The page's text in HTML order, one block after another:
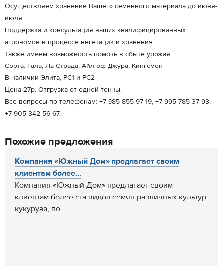
Осуществляем хранение Вашего семенного материала до июня-
июля.
Поддержка и консультация наших квалифицированных
агрономов в процессе вегетации и хранения.
Также имеем возможность помочь в сбыте урожая.
Сорта: Гала, Ла Страда, Айл оф Джура, Кингсмен
В наличии Элита, РС1 и РС2
Цена 27р. Отгрузка от одной тонны.
Все вопросы по телефонам: +7 985 855-97-19, +7 995 785-37-93,
+7 905 342-56-67.
Похожие предложения
Компания «Южный Дом» предлагает своим
клиентам более...
Компания «Южный Дом» предлагает своим
клиентам более ста видов семян различных культур:
кукуруза, по...